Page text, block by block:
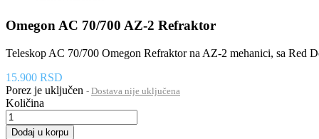
Omegon AC 70/700 AZ-2 Refraktor
Teleskop AC 70/700 Omegon Refraktor na AZ-2 mehanici, sa Red
15.900 RSD
Porez je uključen
Dostava nije uključena
Količina
Dodaj u korpu